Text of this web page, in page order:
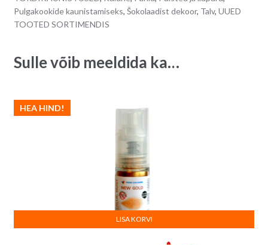
t
e
:
Pulgakookide kaunistamiseks, Šokolaadist dekoor, Talv, UUED
TOOTED SORTIMENDIS
Sulle võib meeldida ka…
HEA HIND!
LISA KORVI